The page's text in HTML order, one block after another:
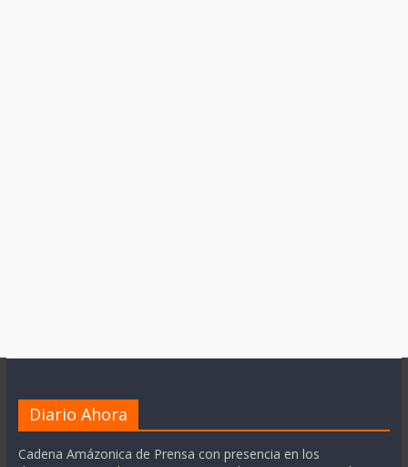
Diario Ahora
Cadena Amázonica de Prensa con presencia en los